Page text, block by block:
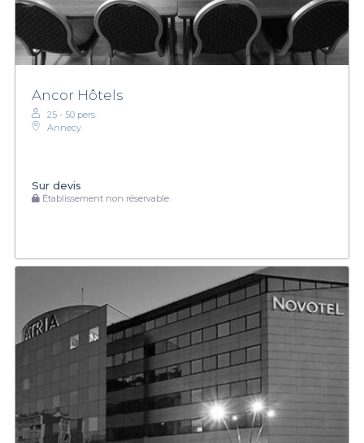
Ancor Hôtels
25 - 50 pers.
Annecy
Sur devis
Établissement non réservable